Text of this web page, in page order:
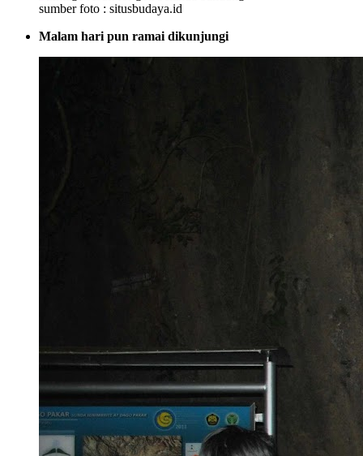
sumber foto : situsbudaya.id
Malam hari pun ramai dikunjungi